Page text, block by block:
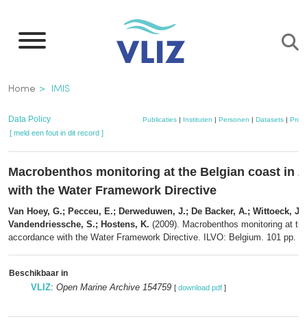
naar
inhoud
gaan
Kruimelpad
Home IMIS
Data Policy Publicaties | Instituten | Personen | Datasets |
[ meld een fout in dit record ]
Macrobenthos monitoring at the Belgian coast in
with the Water Framework Directive
Van Hoey, G.; Pecceu, E.; Derweduwen, J.; De Backer, A.; Wittoeck,
Vandendriessche, S.; Hostens, K. (2009). Macrobenthos monitoring at
accordance with the Water Framework Directive. ILVO: Belgium. 101 pp.
Beschikbaar in
VLIZ: Open Marine Archive 154759 [ download pdf ]